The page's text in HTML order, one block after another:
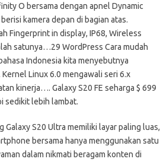
O bersama dengan apnel Dynamic
kamera depan di bagian atas.
Fingerprint in display, IP68, Wireless
satunya…29 WordPress Cara mudah
Indonesia kita menyebutnya
Linux 6.0 mengawali seri 6.x
kinerja…. Galaxy S20 FE seharga $ 699
sedikit lebih lambat.
Galaxy S20 Ultra memiliki layar paling luas,
bersama hanya menggunakan satu
dalam nikmati beragam konten di